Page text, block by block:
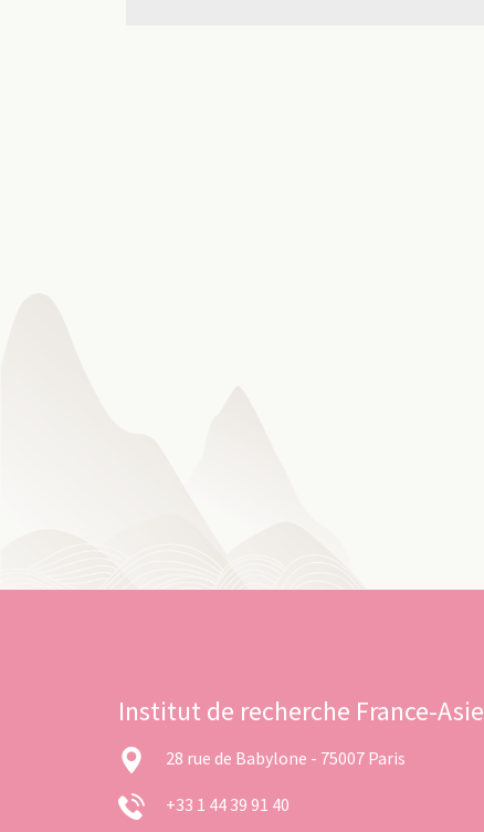
Institut de recherche France-Asie
28 rue de Babylone - 75007 Paris
+33 1 44 39 91 40